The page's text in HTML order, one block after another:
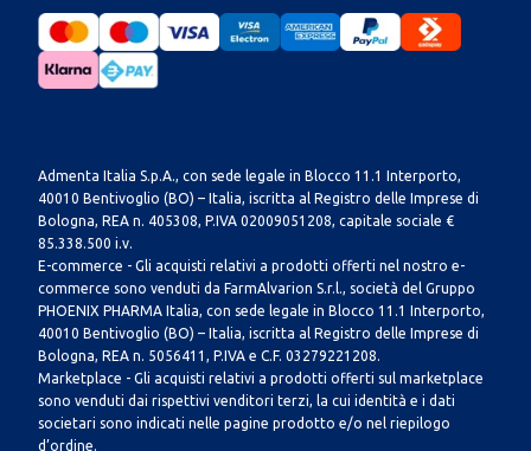
Admenta Italia S.p.A., con sede legale in Blocco 11.1 Interporto,
40010 Bentivoglio (BO) – Italia, iscritta al Registro delle Imprese di
Bologna, REA n. 405308, P.IVA 02009051208, capitale sociale €
85.338.500 i.v.
E-commerce - Gli acquisti relativi a prodotti offerti nel nostro e-
commerce sono venduti da FarmAlvarion S.r.l., società del Gruppo
PHOENIX PHARMA Italia, con sede legale in Blocco 11.1 Interporto,
40010 Bentivoglio (BO) – Italia, iscritta al Registro delle Imprese di
Bologna, REA n. 5056411, P.IVA e C.F. 03279221208.
Marketplace - Gli acquisti relativi a prodotti offerti sul marketplace
sono venduti dai rispettivi venditori terzi, la cui identità e i dati
societari sono indicati nelle pagine prodotto e/o nel riepilogo
d’ordine.